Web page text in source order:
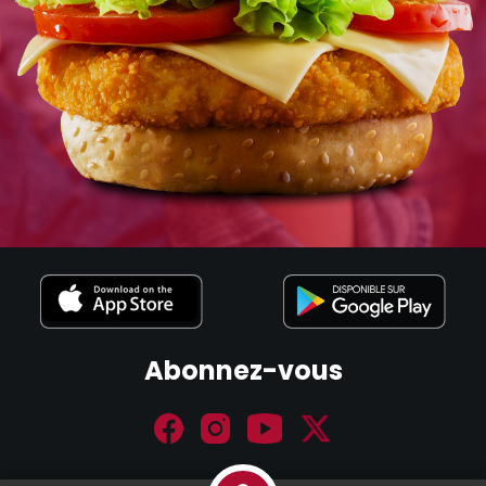
Abonnez-vous